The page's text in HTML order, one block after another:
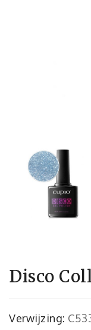
Disco
Verwijzing: